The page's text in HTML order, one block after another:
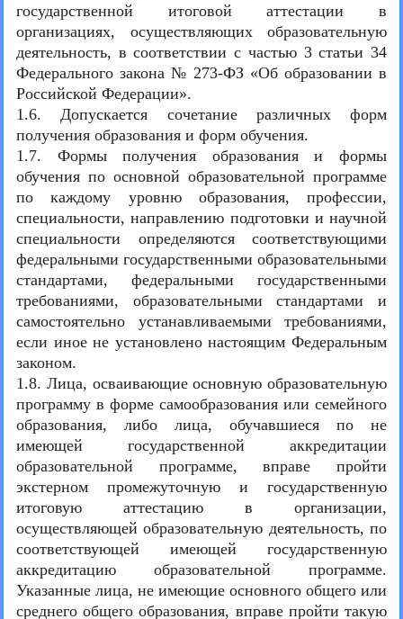
государственной итоговой аттестации в
организациях, осуществляющих образовательную
деятельность, в соответствии с частью 3 статьи 34
Федерального закона № 273-ФЗ «Об образовании в
Российской Федерации».
1.6. Допускается сочетание различных форм
получения образования и форм обучения.
1.7. Формы получения образования и формы
обучения по основной образовательной программе
по каждому уровню образования, профессии,
специальности, направлению подготовки и научной
специальности определяются соответствующими
федеральными государственными образовательными
стандартами, федеральными государственными
требованиями, образовательными стандартами и
самостоятельно устанавливаемыми требованиями,
если иное не установлено настоящим Федеральным
законом.
1.8. Лица, осваивающие основную образовательную
программу в форме самообразования или семейного
образования, либо лица, обучавшиеся по не
имеющей государственной аккредитации
образовательной программе, вправе пройти
экстерном промежуточную и государственную
итоговую аттестацию в организации,
осуществляющей образовательную деятельность, по
соответствующей имеющей государственную
аккредитацию образовательной программе.
Указанные лица, не имеющие основного общего или
среднего общего образования, вправе пройти такую